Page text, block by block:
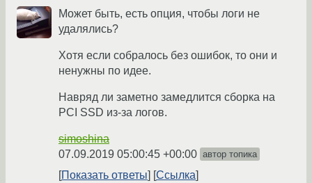
Может быть, есть опция, чтобы логи не
удалялись?
Хотя если собралось без ошибок, то они и
ненужны по идее.
Навряд ли заметно замедлится сборка на
PCI SSD из-за логов.
simoshina
07.09.2019 05:00:45 +00:00 автор топика
Показать ответы Ссылка